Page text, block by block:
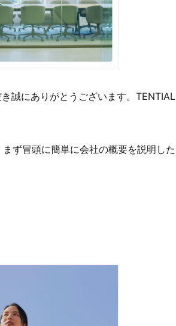
誠にありがとうございます。TENTIAL
ず冒頭に簡単に会社の概要を説明した